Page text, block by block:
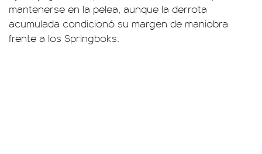
mantenerse en la pelea, aunque la derrota
acumulada condicionó su margen de maniobra
frente a los Springboks.